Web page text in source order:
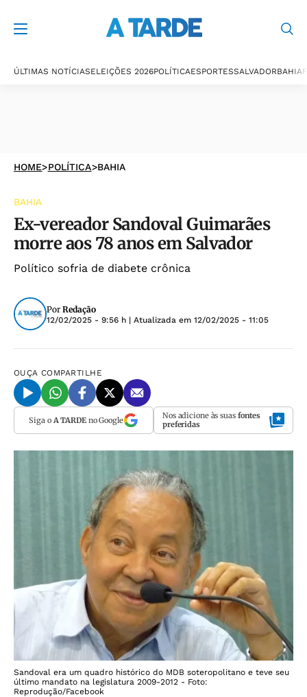
ÚLTIMAS NOTÍCIASELEIÇÕES 2026POLÍTICAESPORTESSALVADORBAHIA
HOME>POLÍTICA>BAHIA
BAHIA
Ex-vereador Sandoval Guimarães
morre aos 78 anos em Salvador
Político sofria de diabete crônica
Por Redação
12/02/2025 - 9:56 h | Atualizada em 12/02/2025 - 11:05
OUÇA COMPARTILHE
Siga o A TARDEno Google Nos adicione às suas fontes
preferidas
Sandoval era um quadro histórico do MDB soteropolitano e teve seu
último mandato na legislatura 2009-2012 - Foto:
Reprodução/Facebook